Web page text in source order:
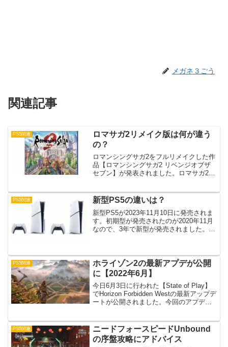
メガネ３ごう
関連記事
PS5関連
ロマサガ2リメイク版は何が違う
の？
ロマンシングサガ2をフルリメイクした作
品【ロマンシングサガ2 リベンジオブザ
セブン】が発表されました。ロマサガ2を
だ、リメイク前と何が違うのか気になっ
たので調べてみました...
PS5関連 新型PS5の違いは？
新型PS5が2023年11月10日に発売されま
す。初期型が発売されたのが2020年11月
なので、3年で新型が発売されました。何
PS5関連
ホライゾン2の最新アプデが公開
に【2022年6月】
今日6月3日に行われた【State of Play】
でHorizon Forbidden Westの最新アップデ
ートが公開されました。今回のアプデで
デートを追加すると以...
PS5関連
ニードフォースピードUnbound
の序盤攻略にアドバイス